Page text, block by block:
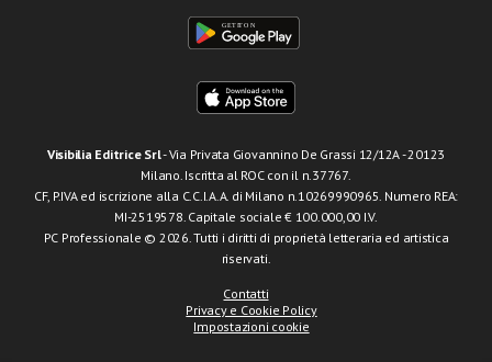
Visibilia Editrice Srl- Via Privata Giovannino De Grassi 12/12A - 20123
Milano. Iscritta al ROC con il n.37767.
CF, P.IVA ed iscrizione alla C.C.I.A.A. di Milano n.10269990965. Numero REA:
MI-2519578. Capitale sociale € 100.000,00 I.V.
PC Professionale © 2026. Tutti i diritti di proprietà letteraria ed artistica
riservati.
Contatti
Privacy e Cookie Policy
Impostazioni cookie